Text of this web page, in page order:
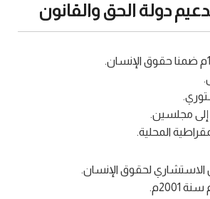
دولة الحق والقانون
إلى مجلسين.
المحلية.
الاستشاري لحقوق الإنسان.
2001م.